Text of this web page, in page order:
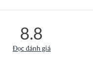
8.8
Đọc đánh giá